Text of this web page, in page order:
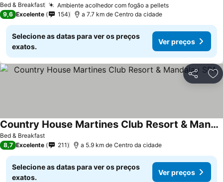
Bed & Breakfast Ambiente acolhedor com fogão a pellets
9,6 Excelente 154 a 7.7 km de Centro da cidade
Selecione as datas para ver os preços
exatos.
Ver preços
Partilhar
Bed & Breakfast
Country House Martines Club Resort & Mandalay SPA
8,7 Excelente 211 a 5.9 km de Centro da cidade
Selecione as datas para ver os preços
exatos.
Ver preços